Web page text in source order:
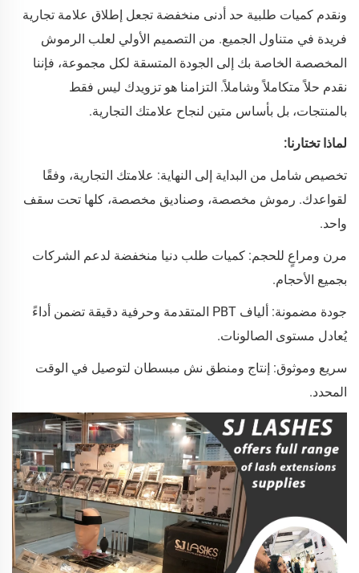
ونقدم كميات طلبية حد أدنى منخفضة تجعل إطلاق علامة تجارية
فريدة في متناول الجميع. من التصميم الأولي لعلب الرموش
المخصصة الخاصة بك إلى الجودة المتسقة لكل مجموعة، فإننا
نقدم حلاً متكاملاً وشاملاً. التزامنا هو تزويدك ليس فقط
بالمنتجات، بل بأساس متين لنجاح علامتك التجارية.
لماذا تختارنا:
تخصيص شامل من البداية إلى النهاية: علامتك التجارية، وفقًا
لقواعدك. رموش مخصصة، وصناديق مخصصة، كلها تحت سقف
واحد.
مرن ومراعٍ للحجم: كميات طلب دنيا منخفضة لدعم الشركات
بجميع الأحجام.
جودة مضمونة: ألياف PBT المتقدمة وحرفية دقيقة تضمن أداءً
يُعادل مستوى الصالونات.
سريع وموثوق: إنتاج ومنطق نش مبسطان لتوصيل في الوقت
المحدد.